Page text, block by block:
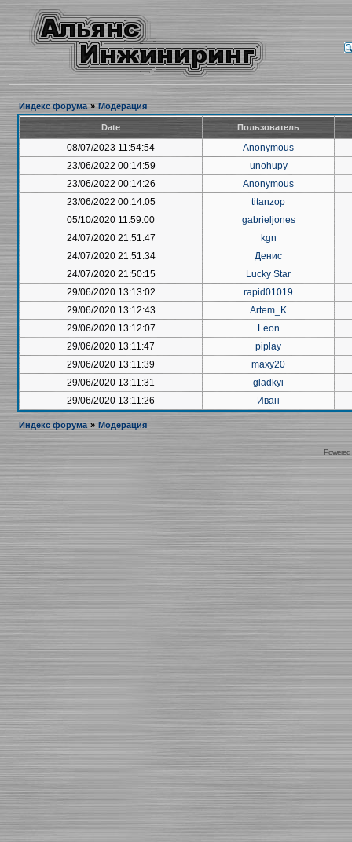
Индекс форума » Модерация
Date Пользователь
08/07/2023 11:54:54
Anonymous
23/06/2022 00:14:59
unohupy
23/06/2022 00:14:26
Anonymous
23/06/2022 00:14:05
titanzop
05/10/2020 11:59:00
gabrieljones
24/07/2020 21:51:47
kgn
24/07/2020 21:51:34
Денис
24/07/2020 21:50:15
Lucky Star
29/06/2020 13:13:02
rapid01019
29/06/2020 13:12:43
Artem_K
29/06/2020 13:12:07
Leon
29/06/2020 13:11:47
piplay
29/06/2020 13:11:39
maxy20
29/06/2020 13:11:31
gladkyi
29/06/2020 13:11:26
Иван
Индекс форума » Модерация